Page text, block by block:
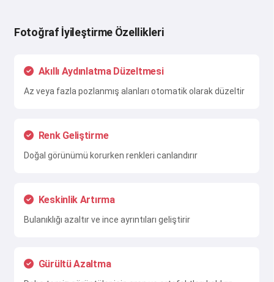
Fotoğraf İyileştirme Özellikleri
Akıllı Aydınlatma Düzeltmesi
Az veya fazla pozlanmış alanları otomatik olarak düzeltir
Renk Geliştirme
Doğal görünümü korurken renkleri canlandırır
Keskinlik Artırma
Bulanıklığı azaltır ve ince ayrıntıları geliştirir
Gürültü Azaltma